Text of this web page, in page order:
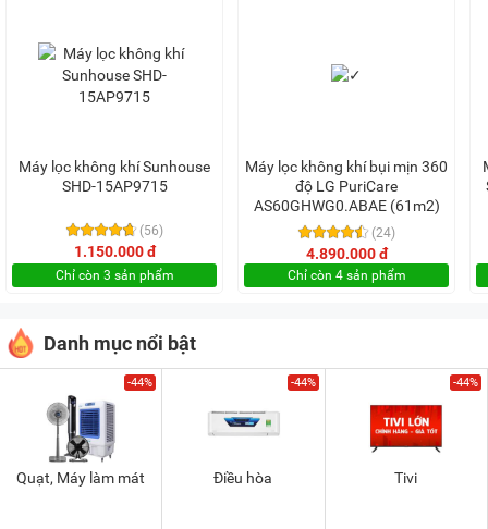
Máy lọc không khí Sunhouse
SHD-15AP9715
(56)
1.150.000 đ
Chỉ còn 3 sản phẩm
Máy lọc không khí bụi mịn 360
độ LG PuriCare
AS60GHWG0.ABAE (61m2)
(24)
4.890.000 đ
Chỉ còn 4 sản phẩm
Danh mục nổi bật
-44%
Quạt, Máy làm mát
-44%
Điều hòa
-44%
Tivi